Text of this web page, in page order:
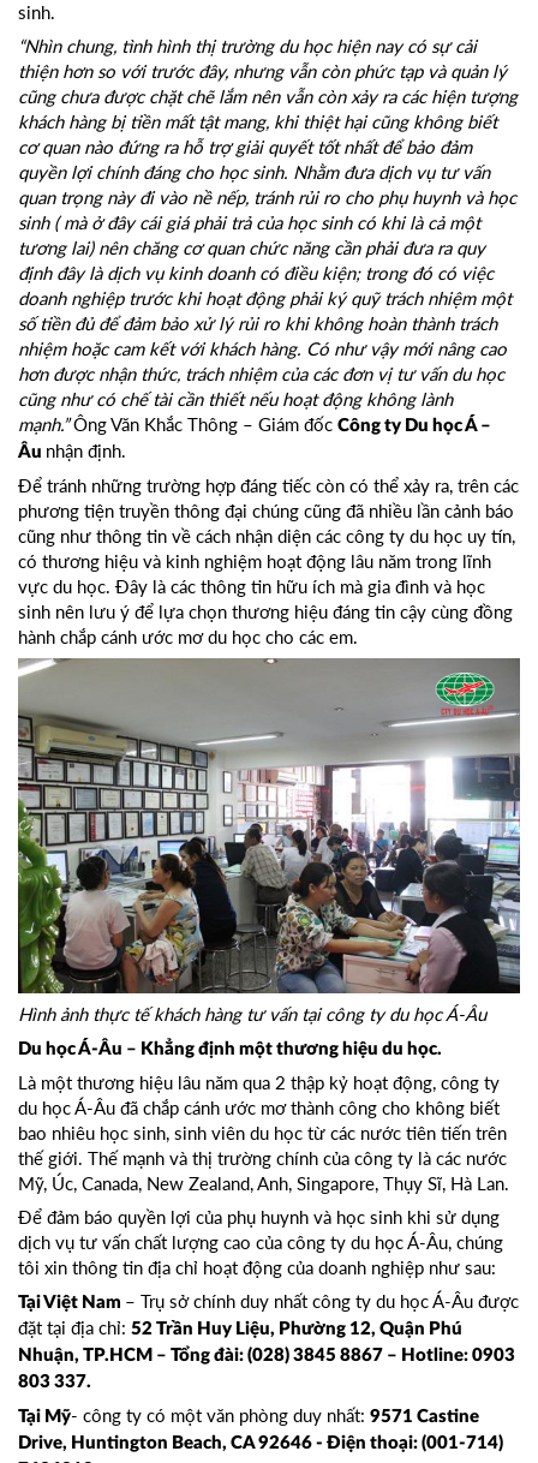
sinh.
“Nhìn chung, tình hình thị trường du học hiện nay có sự cải
thiện hơn so với trước đây, nhưng vẫn còn phức tạp và quản lý
cũng chưa được chặt chẽ lắm nên vẫn còn xảy ra các hiện tượng
khách hàng bị tiền mất tật mang, khi thiệt hại cũng không biết
cơ quan nào đứng ra hỗ trợ giải quyết tốt nhất để bảo đảm
quyền lợi chính đáng cho học sinh. Nhằm đưa dịch vụ tư vấn
quan trọng này đi vào nề nếp, tránh rủi ro cho phụ huynh và học
sinh ( mà ở đây cái giá phải trả của học sinh có khi là cả một
tương lai) nên chăng cơ quan chức năng cần phải đưa ra quy
định đây là dịch vụ kinh doanh có điều kiện; trong đó có việc
doanh nghiệp trước khi hoạt động phải ký quỹ trách nhiệm một
số tiền đủ để đảm bảo xử lý rủi ro khi không hoàn thành trách
nhiệm hoặc cam kết với khách hàng. Có như vậy mới nâng cao
hơn được nhận thức, trách nhiệm của các đơn vị tư vấn du học
cũng như có chế tài cần thiết nếu hoạt động không lành
mạnh.”Ông Văn Khắc Thông – Giám đốc Công ty Du học Á –
Âu nhận định.
Để tránh những trường hợp đáng tiếc còn có thể xảy ra, trên các
phương tiện truyền thông đại chúng cũng đã nhiều lần cảnh báo
cũng như thông tin về cách nhận diện các công ty du học uy tín,
có thương hiệu và kinh nghiệm hoạt động lâu năm trong lĩnh
vực du học. Đây là các thông tin hữu ích mà gia đình và học
sinh nên lưu ý để lựa chọn thương hiệu đáng tin cậy cùng đồng
hành chắp cánh ước mơ du học cho các em.
Hình ảnh thực tế khách hàng tư vấn tại công ty du học Á-Âu
Du học Á-Âu – Khẳng định một thương hiệu du học.
Là một thương hiệu lâu năm qua 2 thập kỷ hoạt động, công ty
du học Á-Âu đã chắp cánh ước mơ thành công cho không biết
bao nhiêu học sinh, sinh viên du học từ các nước tiên tiến trên
thế giới. Thế mạnh và thị trường chính của công ty là các nước
Mỹ, Úc, Canada, New Zealand, Anh, Singapore, Thụy Sĩ, Hà Lan.
Để đảm báo quyền lợi của phụ huynh và học sinh khi sử dụng
dịch vụ tư vấn chất lượng cao của công ty du học Á-Âu, chúng
tôi xin thông tin địa chỉ hoạt động của doanh nghiệp như sau:
Tại Việt Nam – Trụ sở chính duy nhất công ty du học Á-Âu được
đặt tại địa chỉ: 52 Trần Huy Liệu, Phường 12, Quận Phú
Nhuận, TP.HCM – Tổng đài: (028) 3845 8867 – Hotline: 0903
803 337.
Tại Mỹ- công ty có một văn phòng duy nhất: 9571 Castine
Drive, Huntington Beach, CA 92646 - Điện thoại: (001-714)